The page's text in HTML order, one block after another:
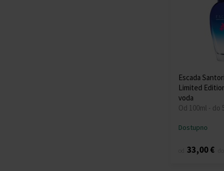
Escada
Limited
voda
Od 100ml - do
Dostupno
33,00 €